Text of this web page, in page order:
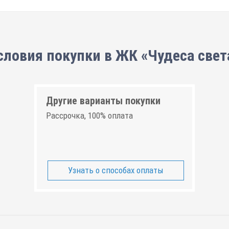
покупки в ЖК «Чудеса
Другие варианты покупки
Рассрочка, 100% оплата
Узнать о способах оплаты